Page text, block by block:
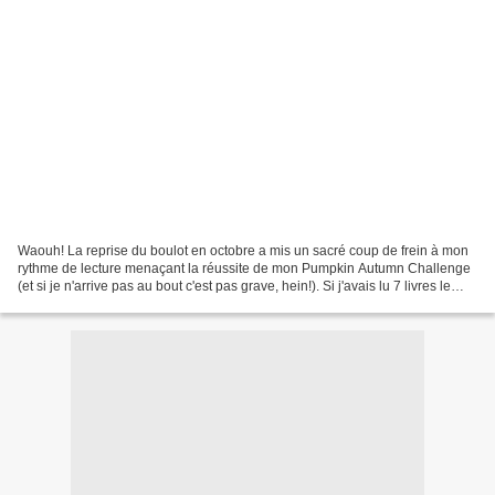
Waouh! La reprise du boulot en octobre a mis un sacré coup de frein à mon
rythme de lecture menaçant la réussite de mon Pumpkin Autumn Challenge
(et si je n'arrive pas au bout c'est pas grave, hein!). Si j'avais lu 7 livres le